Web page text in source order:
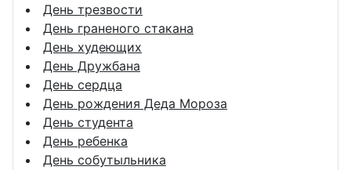
День трезвости
День граненого стакана
День худеющих
День Дружбана
День сердца
День рождения Деда Мороза
День студента
День ребенка
День собутыльника